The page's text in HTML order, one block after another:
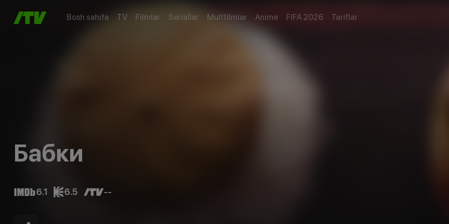
Bosh sahifa TV Filmlar Seriallar Multfilmlar Anime FIFA 2026 Tariflar
Бабки
6.1 6.5 --